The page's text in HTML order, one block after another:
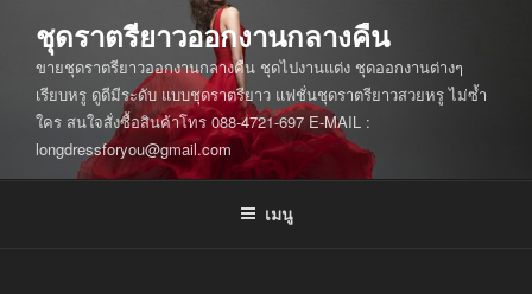
บทความ
ชุดราตรียาวออกงานกลางคืน
ขายชุดราตรียาวออกงานกลางคืน ชุดไปงานแต่ง ชุดออกงานต่างๆ
เรียบหรู ดูดีมีระดับ แบบชุดราตรียาว แฟชั่นชุดราตรียาวสวยหรู ไม่ซ้ำ
ใคร สนใจสั่งซื้อสินค้าโทร 088-4721-697 E-MAIL :
longdressforyou@gmail.com
เมนู